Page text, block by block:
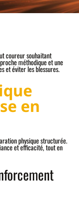
coureur souhaitant
méthodique et une
et éviter les blessures.
en
physique structurée.
et efficacité, tout en